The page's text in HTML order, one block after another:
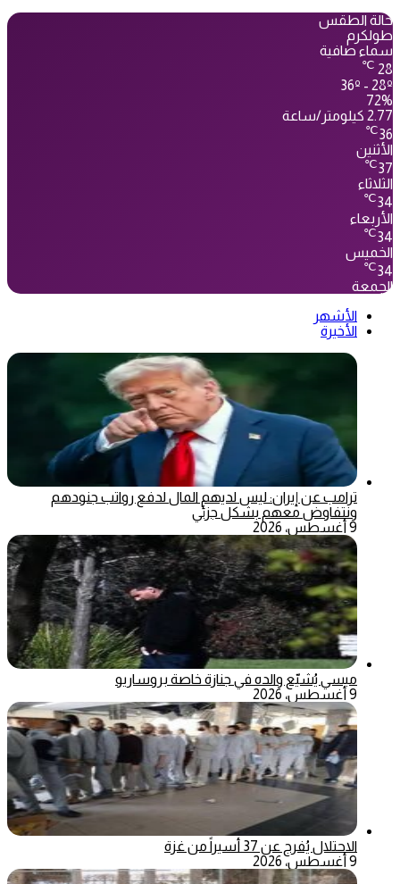
حالة الطقس
طولكرم
سماء صافية
28
℃
36º - 28º
72%
2.77 كيلومتر/ساعة
36
℃
الأثنين
37
℃
الثلاثاء
34
℃
الأربعاء
34
℃
الخميس
34
℃
الجمعة
الأشهر
الأخيرة
ترامب عن إيران: ليس لديهم المال لدفع رواتب جنودهم
ونتفاوض معهم بشكل جزئي
9 أغسطس، 2026
ميسي يُشيّع والده في جنازة خاصة بروساريو
9 أغسطس، 2026
الاحتلال يُفرج عن 37 أسيراً من غزة
9 أغسطس، 2026